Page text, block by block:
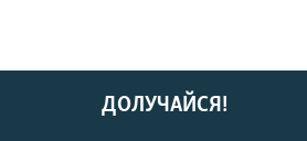
ДОЛУЧАЙСЯ!